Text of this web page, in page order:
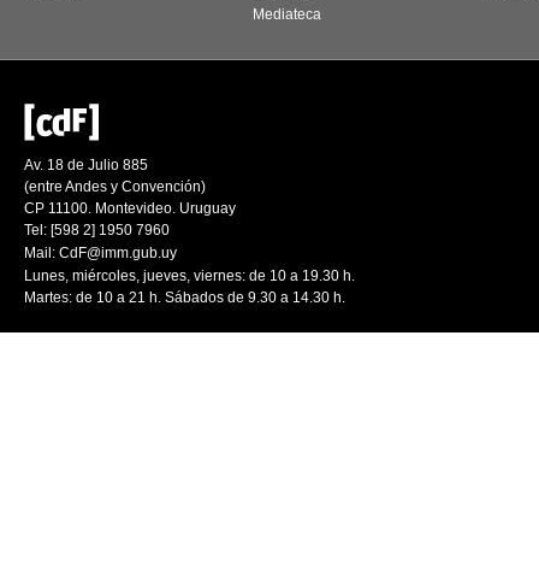
Mediateca
Av. 18 de Julio 885
(entre Andes y Convención)
CP 11100. Montevideo. Uruguay
Tel: [598 2] 1950 7960
Mail: CdF@imm.gub.uy
Lunes, miércoles, jueves, viernes: de 10 a 19.30 h.
Martes: de 10 a 21 h. Sábados de 9.30 a 14.30 h.